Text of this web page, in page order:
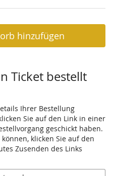
hinzufügen
Ticket bestellt
Ihrer Bestellung
Sie auf den Link in einer
geschickt haben.
klicken Sie auf den
Zusenden des Links